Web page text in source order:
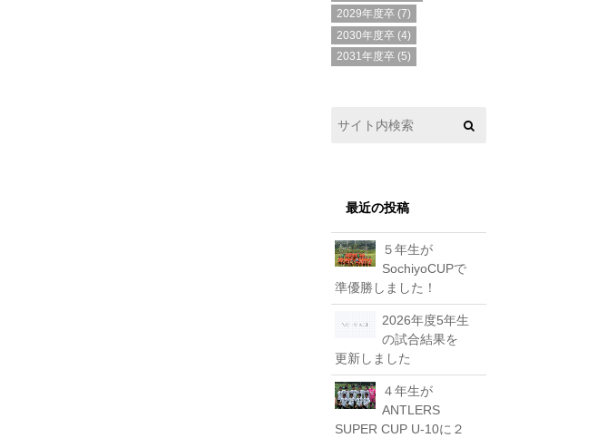
2029年度卒 (7)
2030年度卒 (4)
2031年度卒 (5)
最近の投稿
５年生が
SochiyoCUPで
準優勝しました！
2026年度5年生
の試合結果を
更新しました
４年生が
ANTLERS
SUPER CUP U-10に２